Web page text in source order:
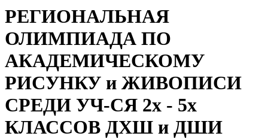
РЕГИОНАЛЬНАЯ
ОЛИМПИАДА ПО
АКАДЕМИЧЕСКОМУ
РИСУНКУ и ЖИВОПИСИ
СРЕДИ УЧ-СЯ 2х - 5х
КЛАССОВ ДХШ и ДШИ